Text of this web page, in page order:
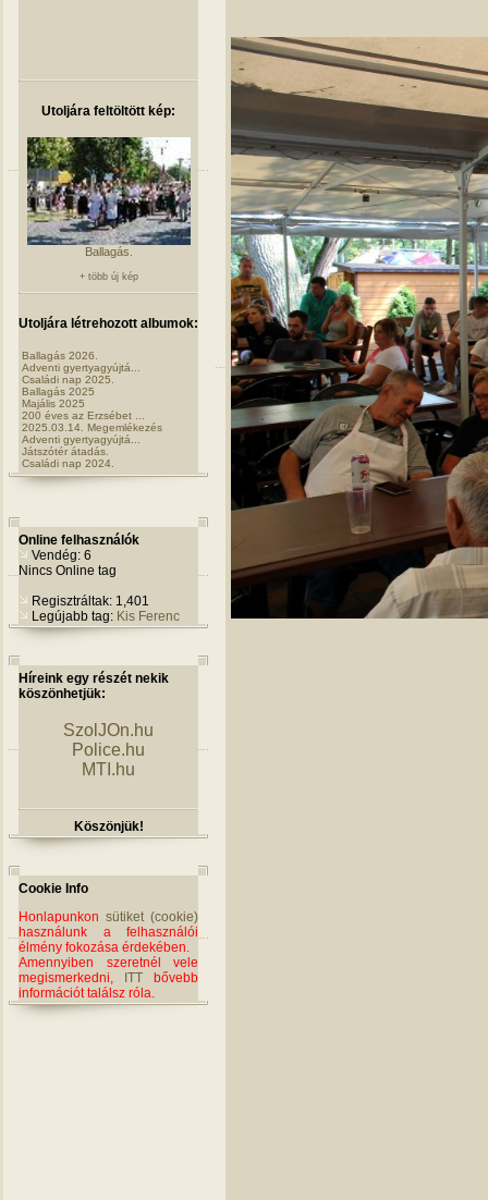
Utoljára feltöltött kép:
Ballagás.
+ több új kép
Utoljára létrehozott albumok:
Ballagás 2026.
Adventi gyertyagyújtá...
Családi nap 2025.
Ballagás 2025
Majális 2025
200 éves az Erzsébet ...
2025.03.14. Megemlékezés
Adventi gyertyagyújtá...
Játszótér átadás.
Családi nap 2024.
Online felhasználók
Vendég: 6
Nincs Online tag
Regisztráltak: 1,401
Legújabb tag: Kis Ferenc
Híreink egy részét nekik
köszönhetjük:
SzolJOn.hu
Police.hu
MTI.hu
Köszönjük!
Cookie Info
Honlapunkon sütiket (cookie)
használunk a felhasználói
élmény fokozása érdekében.
Amennyiben szeretnél vele
megismerkedni,
ITT bővebb
információt találsz róla.